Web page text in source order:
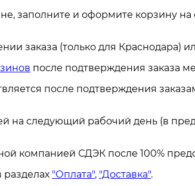
заполните и оформите корзину
заказа (только для Краснодара)
после подтверждения заказа
после подтверждения
на следующий рабочий день (в
компанией СДЭК после 100%
разделах "Оплата", "Доставка".